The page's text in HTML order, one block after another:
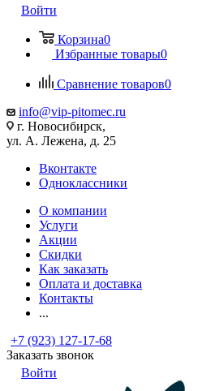
Войти
Корзина0
Избранные товары0
Сравнение товаров0
info@vip-pitomec.ru
г. Новосибирск,
ул. А. Лежена, д. 25
Вконтакте
Одноклассники
О компании
Услуги
Акции
Скидки
Как заказать
Оплата и доставка
Контакты
...
+7 (923) 127-17-68
Заказать звонок
Войти